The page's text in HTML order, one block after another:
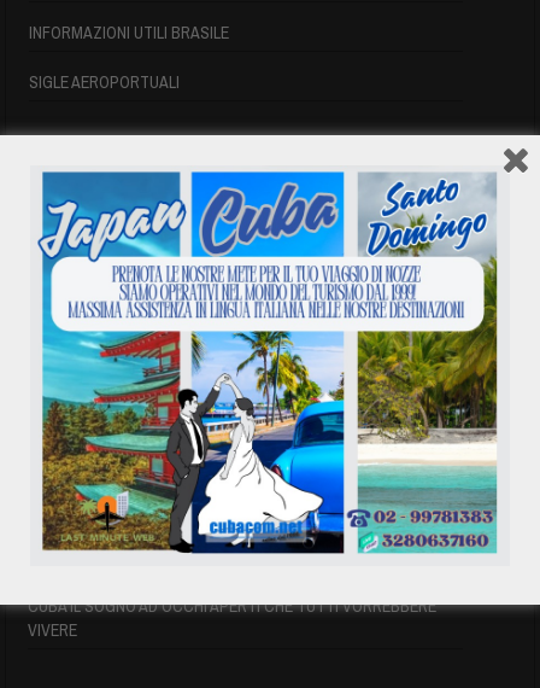
INFORMAZIONI UTILI BRASILE
SIGLE AEROPORTUALI
VOLI CUBA
VOLI CUBA
VOLI CUBA LAST MINUTE
VOLI DI LINEA CUBA
AFFITTO CASE A PLAYA DEL ESTE
ASSICURAZIONE E VISTO CUBA
INFORMAZIONI UTILI
MAPPA DI CUBA
CUBA IL SOGNO AD OCCHI APERTI CHE TUTTI VORREBBERE
VIVERE